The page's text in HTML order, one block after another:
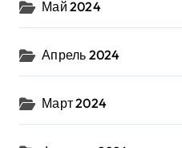
Май 2024
Апрель 2024
Март 2024